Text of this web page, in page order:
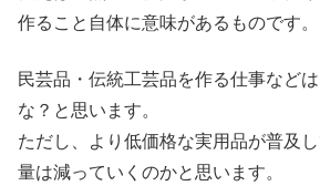
作ること自体に意味があるものです。
民芸品・伝統工芸品を作る仕事など
な？と思います。
ただし、より低価格な実用品が普及
量は減っていくのかと思います。